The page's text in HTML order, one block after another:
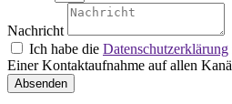
Nachricht
Ich habe die Datenschutzerklärung
Einer Kontaktaufnahme auf allen
Absenden